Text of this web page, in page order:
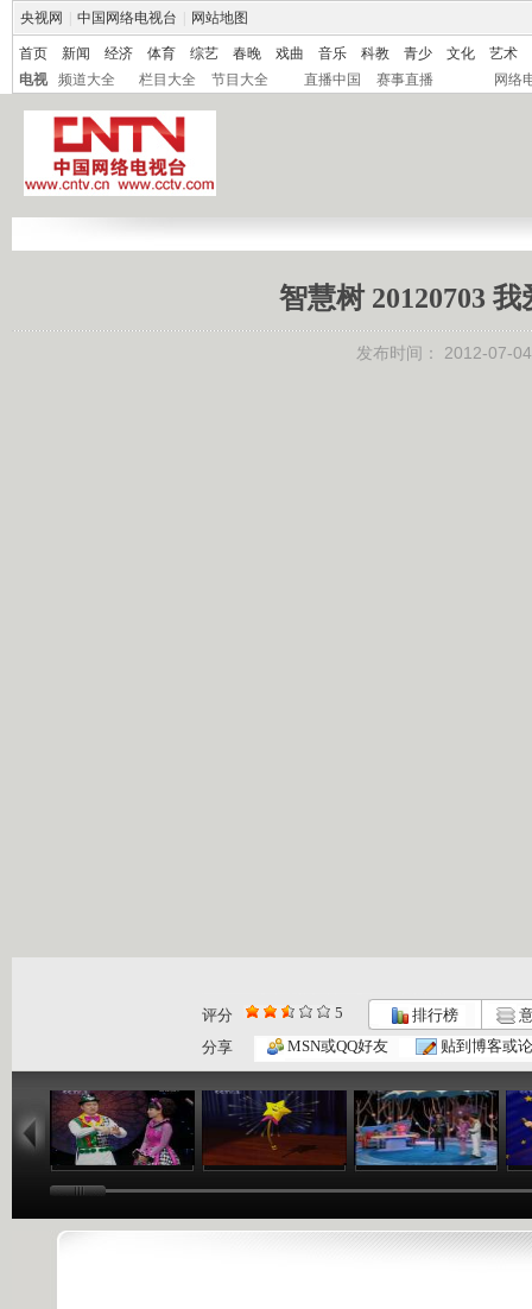
央视网 中国网络电视台 网站地图
首页 新闻 经济 体育 综艺 春晚 戏曲 音乐 科教 青少 文化
艺术
电视
频道大全 栏目大全 节目大全 直播中国 赛事直播 网络
智慧树 20120703
发布时间： 2012-07-
评分 5 排行榜
分享
MSN或QQ好友 贴到博客或
11:01
[智慧树] ...
09:44
《智慧树》...
10:16